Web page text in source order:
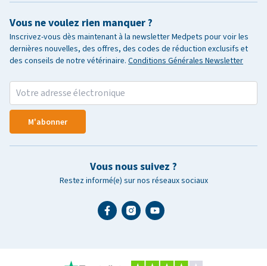
Vous ne voulez rien manquer ?
Inscrivez-vous dès maintenant à la newsletter Medpets pour voir les
dernières nouvelles, des offres, des codes de réduction exclusifs et
des conseils de notre vétérinaire. Conditions Générales Newsletter
M'abonner
Vous nous suivez ?
Restez informé(e) sur nos réseaux sociaux